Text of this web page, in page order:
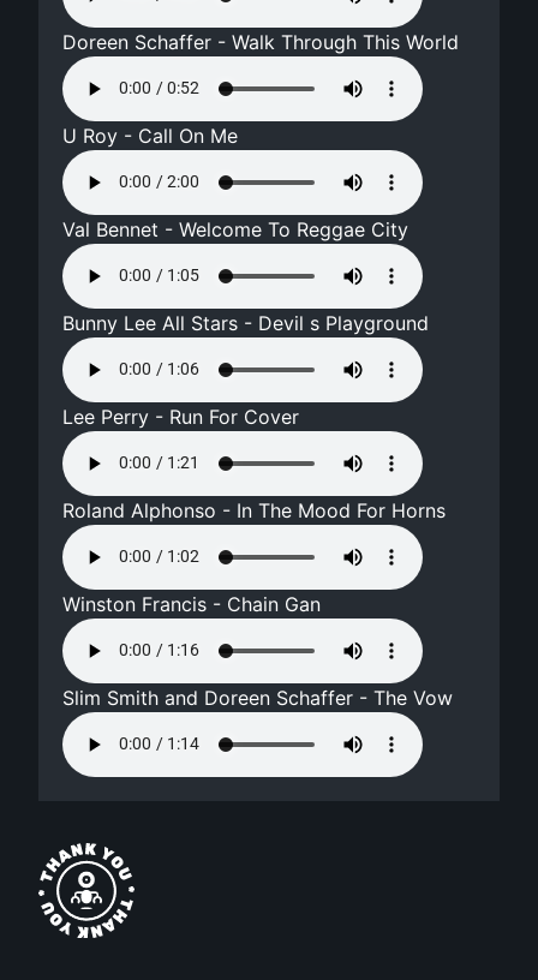
Doreen Schaffer - Walk Through This World
U Roy - Call On Me
Val Bennet - Welcome To Reggae City
Bunny Lee All Stars - Devil s Playground
Lee Perry - Run For Cover
Roland Alphonso - In The Mood For Horns
Winston Francis - Chain Gan
Slim Smith and Doreen Schaffer - The Vow